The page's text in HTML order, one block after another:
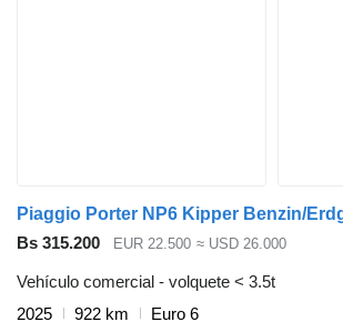
Piaggio Porter NP6 Kipper Benzin/
Bs 315.200
EUR 22.500 ≈ USD 26.000
Vehículo comercial - volquete < 3.5t
2025
922 km
Euro 6